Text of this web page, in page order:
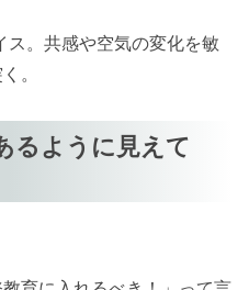
。共感や空気の変化を敏
。
るように見えて